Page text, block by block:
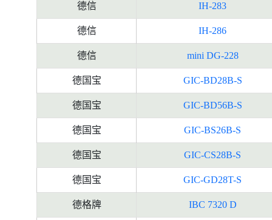
德信 IH-283
德信 IH-286
德信 mini DG-228
德国宝 GIC-BD28B-S
德国宝 GIC-BD56B-S
德国宝 GIC-BS26B-S
德国宝 GIC-CS28B-S
德国宝 GIC-GD28T-S
德格牌 IBC 7320 D